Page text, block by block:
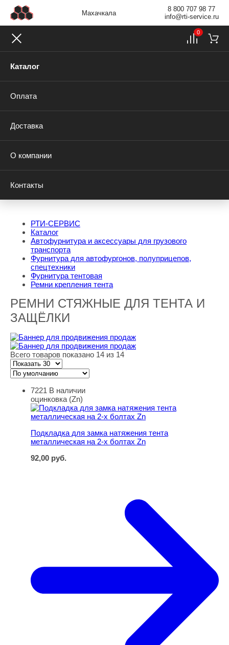
Махачкала
8 800 707 98 77
info@rti-service.ru
Каталог
Оплата
Доставка
О компании
Контакты
0
РТИ-СЕРВИС
Каталог
Автофурнитура и аксессуары для грузового
транспорта
Фурнитура для автофургонов, полуприцепов,
спецтехники
Фурнитура тентовая
Ремни крепления тента
РЕМНИ СТЯЖНЫЕ ДЛЯ ТЕНТА И
ЗАЩЁЛКИ
Всего товаров показано 14 из 14
Подкладка для замка натяжения тента металлическая
7221 В наличии
оцинковка (Zn)
Подкладка для замка натяжения тента
металлическая на 2-х болтах Zn
92,00 руб.